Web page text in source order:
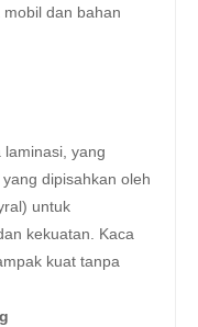
dan bahan
laminasi, yang
dipisahkan oleh
untuk
kekuatan. Kaca
kuat tanpa